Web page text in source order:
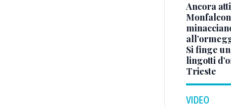
Ancora
Si finge
lingotti
Trieste
VIDEO